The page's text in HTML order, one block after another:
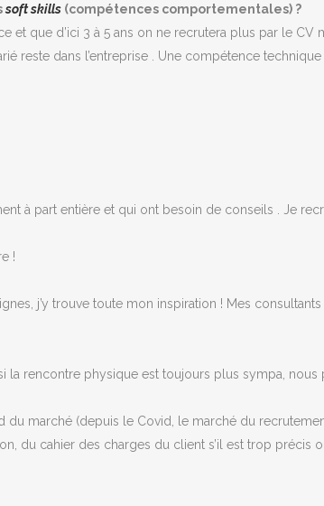
soft skills (compétences comportementales) ?
que d’ici 3 à 5 ans on ne recrutera plus par le CV
reste dans l’entreprise . Une compétence
à part entière et qui ont besoin de conseils . Je
!
j’y trouve toute mon inspiration ! Mes
la rencontre physique est toujours plus sympa, nous
du marché (depuis le Covid, le marché du
du cahier des charges du client s’il est trop précis